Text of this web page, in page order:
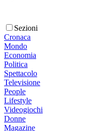
Sezioni
Cronaca
Mondo
Economia
Politica
Spettacolo
Televisione
People
Lifestyle
Videogiochi
Donne
Magazine